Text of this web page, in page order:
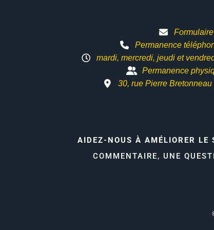
Permanence
mardi, mercredi, jeudi et
Permanence
30, rue Pierre
AIDEZ-NOUS À AMÉLIORER LE
COMMENTAIRE, UNE